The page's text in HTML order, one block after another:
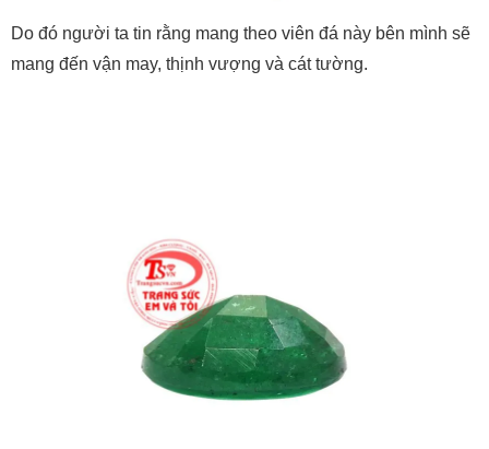
Do đó người ta tin rằng mang theo viên đá này bên mình sẽ
mang đến vận may, thịnh vượng và cát tường.